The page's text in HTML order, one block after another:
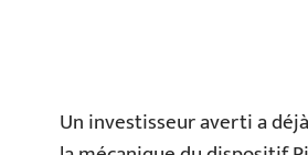
Un investisseur averti a